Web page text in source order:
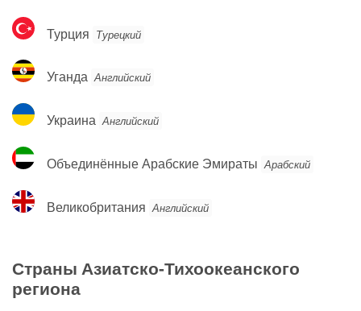
Турция
Турция Турецкий
Уганда
Уганда Английский
Украина
Украина Английский
Объединённые
Арабские
Объединённые Арабские Эмираты Арабский
Великобритания
Великобритания Английский
Страны Азиатско-Тихоокеанского
региона